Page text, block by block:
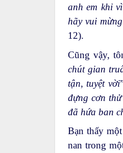
anh em khi
hãy vui
12).
Cũng vậy,
chút gian
tận, tuyệt vời
đựng cơn
đã hứa ban
Bạn thấy
nan trong